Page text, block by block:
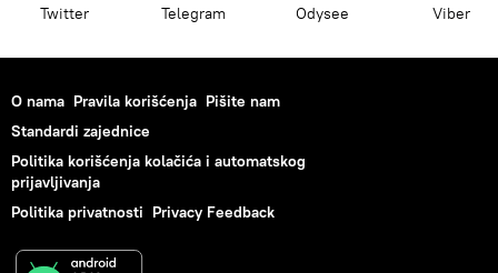
Twitter Telegram Odysee Viber
O nama Pravila korišćenja Pišite nam
Standardi zajednice
Politika korišćenja kolačića i automatskog
prijavljivanja
Politika privatnosti Privacy Feedback